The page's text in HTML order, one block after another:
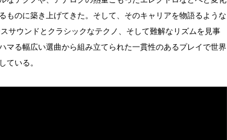
ものに築き上げてきた。そして、そのキャリアを物語るような
サウンドとクラシックなテクノ、そして難解なリズムを見事
マる幅広い選曲から組み立てられた一貫性のあるプレイで世界
ている。